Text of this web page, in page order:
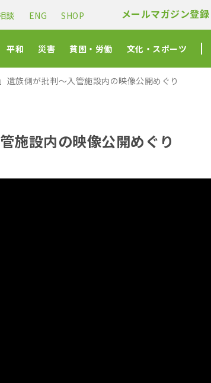
談 ENG SHOP メールマガジン登録
平和 災害 貧困・労働 文化・スポーツ
遺族側が批判〜入管施設内の映像公開めぐり
施設内の映像公開めぐり